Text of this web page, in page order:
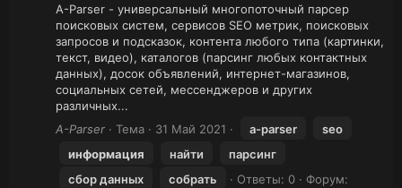
A-Parser - универсальный многопоточный парсер
поисковых систем, сервисов SEO метрик, поисковых
запросов и подсказок, контента любого типа (картинки,
текст, видео), каталогов (парсинг любых контактных
данных), досок объявлений, интернет-магазинов,
социальных сетей, мессенджеров и других
различных...
A-Parser
Тема 31 Май 2021 a-parser
seo
информация
найти
парсинг
сбор данных
собрать Ответы: 0
Форум: